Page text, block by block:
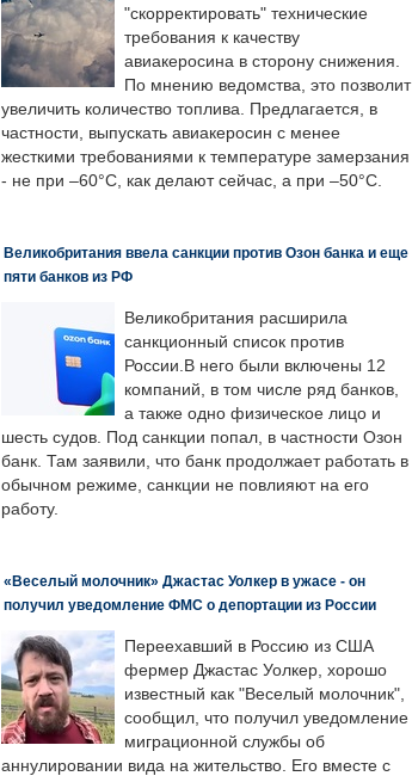
"скорректировать" технические
требования к качеству
авиакеросина в сторону снижения.
По мнению ведомства, это позволит
увеличить количество топлива. Предлагается, в
частности, выпускать авиакеросин с менее
жесткими требованиями к температуре замерзания
- не при –60°C, как делают сейчас, а при –50°C.
Великобритания ввела санкции против Озон банка и еще
пяти банков из РФ
Великобритания расширила
санкционный список против
России.В него были включены 12
компаний, в том числе ряд банков,
а также одно физическое лицо и
шесть судов. Под санкции попал, в частности Озон
банк. Там заявили, что банк продолжает работать в
обычном режиме, санкции не повлияют на его
работу.
«Веселый молочник» Джастас Уолкер в ужасе - он
получил уведомление ФМС о депортации из России
Переехавший в Россию из США
фермер Джастас Уолкер, хорошо
известный как "Веселый молочник",
сообщил, что получил уведомление
миграционной службы об
аннулировании вида на жительство. Его вместе с